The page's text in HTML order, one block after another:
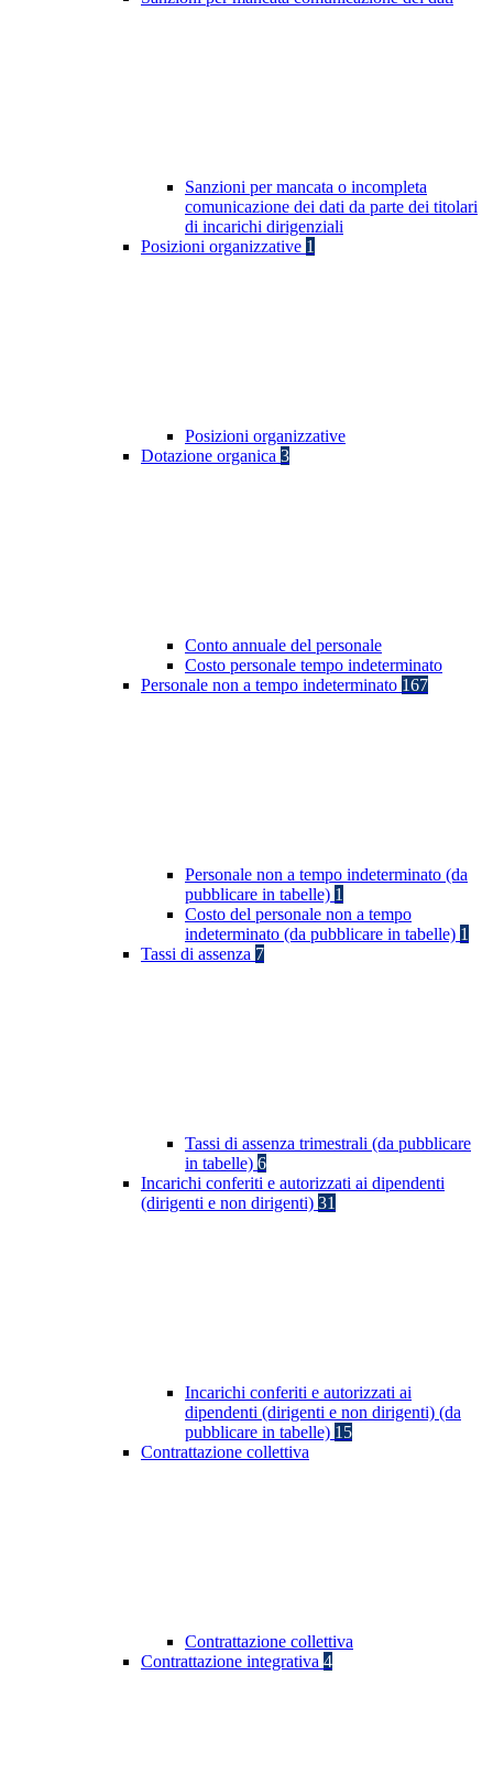
Sanzioni per mancata o incompleta
comunicazione dei dati da parte dei titolari
di incarichi dirigenziali
Posizioni organizzative 1
Posizioni organizzative
Dotazione organica 3
Conto annuale del personale
Costo personale tempo indeterminato
Personale non a tempo indeterminato 167
Personale non a tempo indeterminato (da
pubblicare in tabelle) 1
Costo del personale non a tempo
indeterminato (da pubblicare in tabelle) 1
Tassi di assenza 7
Tassi di assenza trimestrali (da pubblicare
in tabelle) 6
Incarichi conferiti e autorizzati ai dipendenti
(dirigenti e non dirigenti) 31
Incarichi conferiti e autorizzati ai
dipendenti (dirigenti e non dirigenti) (da
pubblicare in tabelle) 15
Contrattazione collettiva
Contrattazione collettiva
Contrattazione integrativa 4